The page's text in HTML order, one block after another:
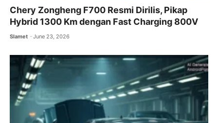
Chery Zongheng F700 Resmi Dirilis, Pikap
Hybrid 1300 Km dengan Fast Charging 800V
Slamet June 23, 2026